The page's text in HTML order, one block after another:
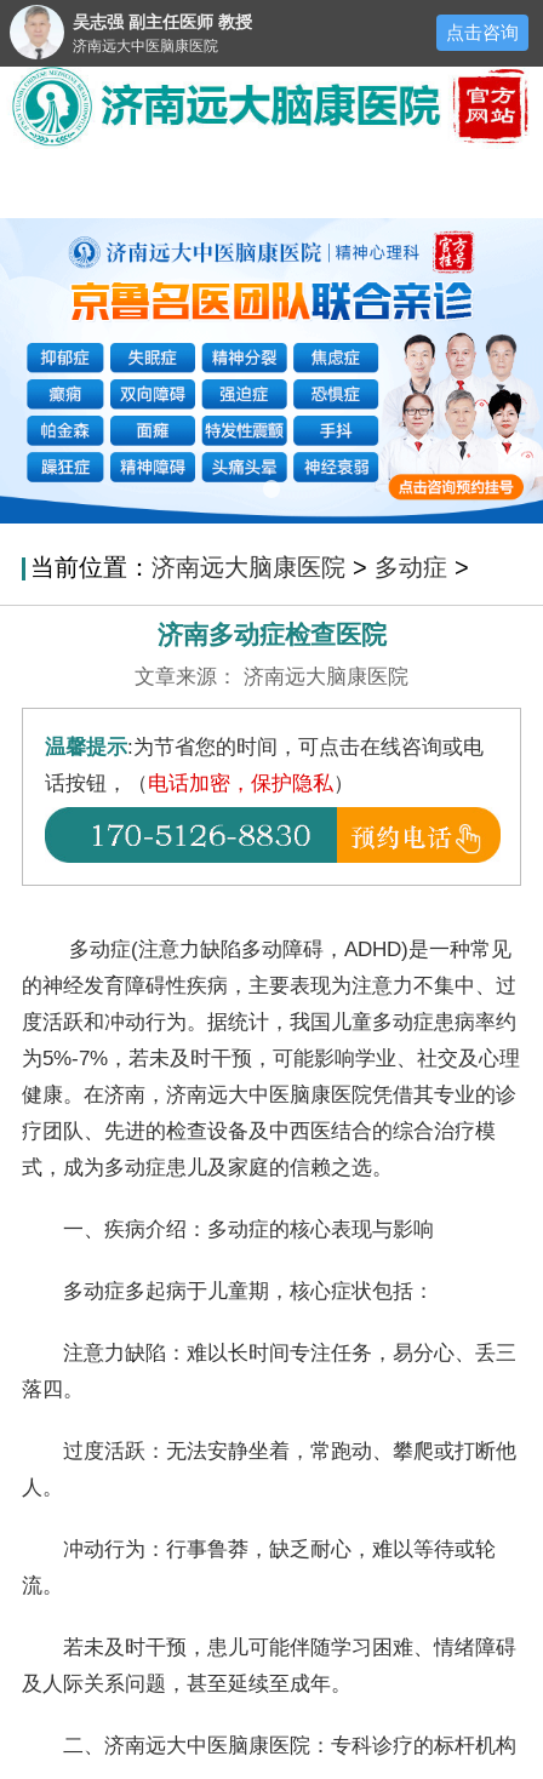
当前位置：济南远大脑康医院 > 多动症 >
济南多动症检查医院
文章来源： 济南远大脑康医院
温馨提示:为节省您的时间，可点击在线咨询或电
话按钮，（电话加密，保护隐私）
多动症(注意力缺陷多动障碍，ADHD)是一种常见
的神经发育障碍性疾病，主要表现为注意力不集中、过
度活跃和冲动行为。据统计，我国儿童多动症患病率约
为5%-7%，若未及时干预，可能影响学业、社交及心理
健康。在济南，济南远大中医脑康医院凭借其专业的诊
疗团队、先进的检查设备及中西医结合的综合治疗模
式，成为多动症患儿及家庭的信赖之选。
一、疾病介绍：多动症的核心表现与影响
多动症多起病于儿童期，核心症状包括：
注意力缺陷：难以长时间专注任务，易分心、丢三
落四。
过度活跃：无法安静坐着，常跑动、攀爬或打断他
人。
冲动行为：行事鲁莽，缺乏耐心，难以等待或轮
流。
若未及时干预，患儿可能伴随学习困难、情绪障碍
及人际关系问题，甚至延续至成年。
二、济南远大中医脑康医院：专科诊疗的标杆机构
吴志强 副主任医师 教授
济南远大中医脑康医院
点击咨询